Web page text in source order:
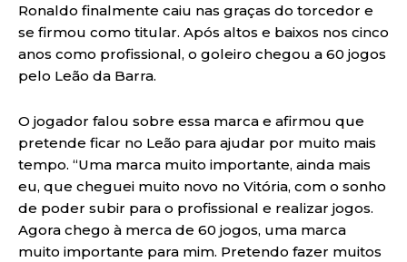
Ronaldo finalmente caiu nas graças do torcedor e
se firmou como titular. Após altos e baixos nos cinco
anos como profissional, o goleiro chegou a 60 jogos
pelo Leão da Barra.
O jogador falou sobre essa marca e afirmou que
pretende ficar no Leão para ajudar por muito mais
tempo. “Uma marca muito importante, ainda mais
eu, que cheguei muito novo no Vitória, com o sonho
de poder subir para o profissional e realizar jogos.
Agora chego à merca de 60 jogos, uma marca
muito importante para mim. Pretendo fazer muitos